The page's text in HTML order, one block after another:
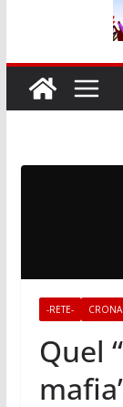
-RETE-
Quel